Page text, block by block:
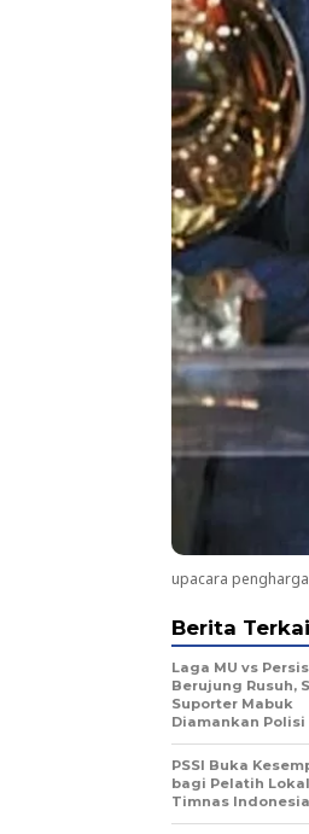
upacara
Berita
Laga MU vs
Berujung Rusuh,
Suporter Mabuk
Diamankan Polisi
PSSI Buka
bagi Pelatih
Timnas Indonesia